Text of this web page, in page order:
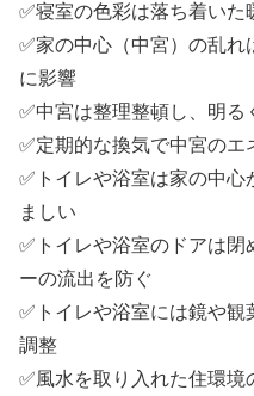
✅寝室の色彩は落ち着いた
✅家の中心（中宮）の乱
に影響
✅中宮は整理整頓し、明る
✅定期的な換気で中宮の
✅トイレや浴室は家の中
ましい
✅トイレや浴室のドアは
ーの流出を防ぐ
✅トイレや浴室には鏡や
調整
✅風水を取り入れた住環